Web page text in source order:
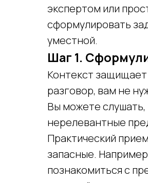
экспертом или
сформулировать
уместной.
Шаг 1.
Контекст защищает
разговор, вам не
Вы можете
нерелевантные
Практический
запасные.
познакомиться с